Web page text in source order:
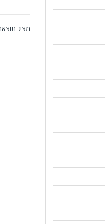
מציג